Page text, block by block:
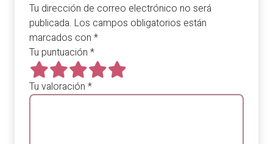
Tu dirección de correo electrónico no será
publicada. Los campos obligatorios están
marcados con *
Tu puntuación *
Tu valoración *